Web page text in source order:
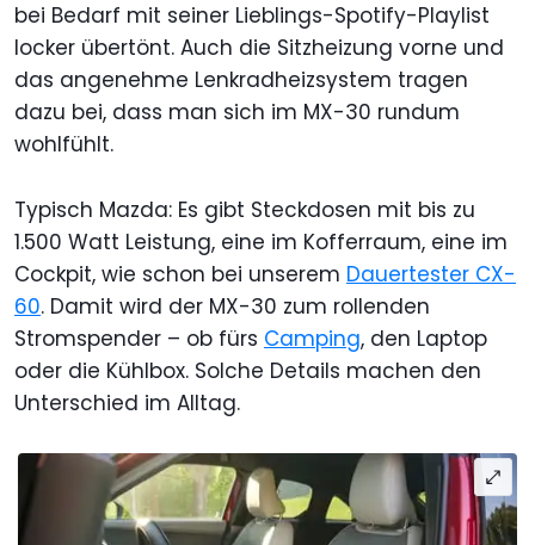
bei Bedarf mit seiner Lieblings-Spotify-Playlist
locker übertönt. Auch die Sitzheizung vorne und
das angenehme Lenkradheizsystem tragen
dazu bei, dass man sich im MX-30 rundum
wohlfühlt.
Typisch Mazda: Es gibt Steckdosen mit bis zu
1.500 Watt Leistung, eine im Kofferraum, eine im
Cockpit, wie schon bei unserem Dauertester CX-
60. Damit wird der MX-30 zum rollenden
Stromspender – ob fürs Camping, den Laptop
oder die Kühlbox. Solche Details machen den
Unterschied im Alltag.